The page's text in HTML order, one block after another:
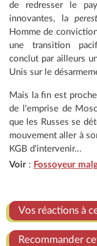
de redresser le
innovantes, la
Homme de
une transition
conclut par ailleurs
Unis sur le
Mais la fin est
de l'emprise de
que les Russes se
mouvement aller à
KGB d'intervenir...
Voir : Fossoyeur
Vos réactions à
Recommander